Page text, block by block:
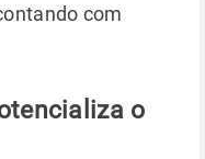
com
o